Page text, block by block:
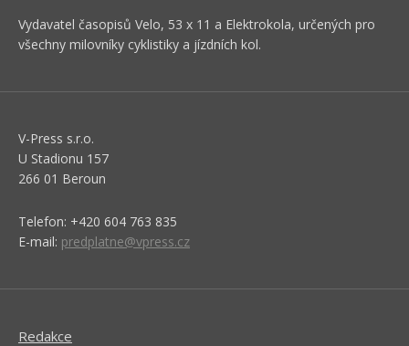
Vydavatel časopisů Velo, 53 x 11 a Elektrokola, určených pro
všechny milovníky cyklistiky a jízdních kol.
V-Press s.r.o.
U Stadionu 157
266 01 Beroun
Telefon: +420 604 763 835
E-mail: predplatne@vpress.cz
Redakce